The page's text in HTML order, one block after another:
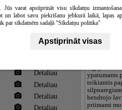
Detaliau
Detaliau
Detaliau
Detaliau
Detaliau
Rīgas
centrs
Šiandien
mokykla -
vienintelė
šalyje,
jaunimui,
regėjimo
ypatumams
teikiantis
bendrojo
priimami
Jūs varat apstiprināt visu sīkdatņu
un labot savu piekrišanu jebkurā laikā, lapas
par sīkdatnēm sadaļā "Sīkdatņu politika"
Apstiprināt visas